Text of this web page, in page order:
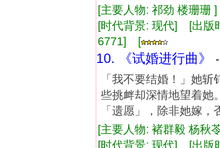
[主要人物: 祁劲 楼珊
[时代背景: 现代] [出
6771] [
10. 《试婚进行曲》
「我不要结婚！」她
些挑衅却深情地望着她
「遗愿」，除非她嫁
[主要人物: 褚群毅 杨
[时代背景: 现代] [出